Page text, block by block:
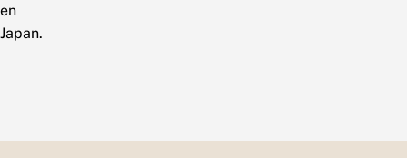
en
Japan.